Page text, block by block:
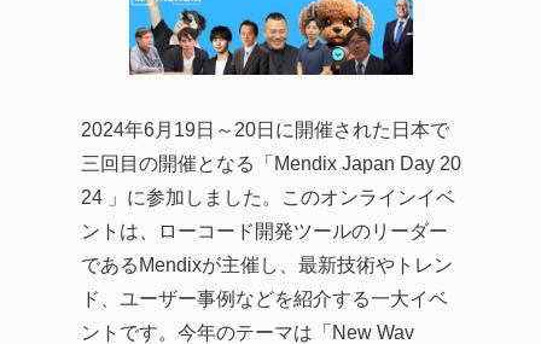
2024年6月19日～20日に開催された日本で
三回目の開催となる「Mendix Japan Day 20
24 」に参加しました。このオンラインイベ
ントは、ローコード開発ツールのリーダー
であるMendixが主催し、最新技術やトレン
ド、ユーザー事例などを紹介する一大イベ
ントです。今年のテーマは「New Wav